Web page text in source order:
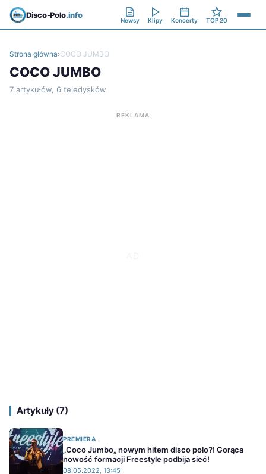
Disco-Polo.info
Newsy Klipy Koncerty TOP 20
Strona główna›COCO JUMBO
COCO JUMBO
7 artykułów, 6 teledysków
REKLAMA
Artykuły (7)
PREMIERA
„Coco Jumbo„ nowym hitem disco polo?! Gorąca
nowość formacji Freestyle podbija sieć!
08.05.2022, 13:45